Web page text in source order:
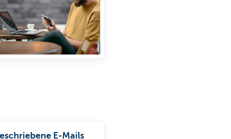
E-Mails